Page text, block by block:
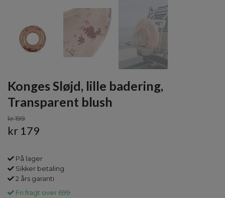
Konges Sløjd, lille badering,
Transparent blush
kr 199
kr 179
På lager
Sikker betaling
2 års garanti
Fri fragt over 699